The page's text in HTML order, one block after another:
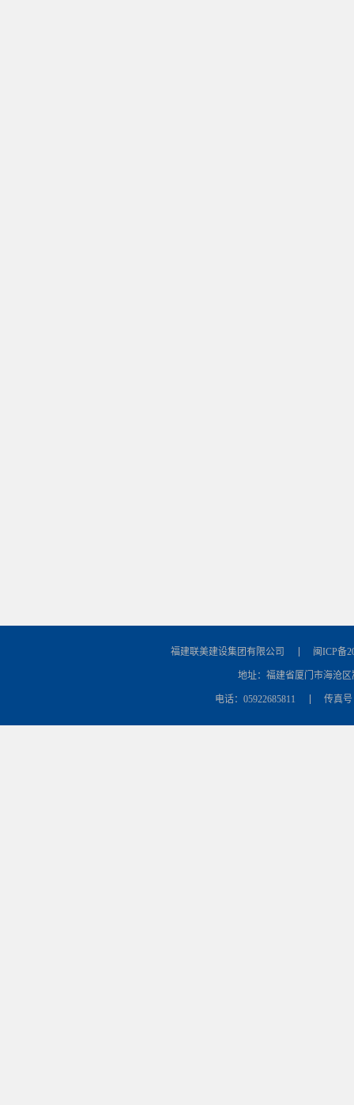
福建联美建设集团有限公司 闽ICP备
地址：福建省厦门市海沧
电话：05922685811 传真号